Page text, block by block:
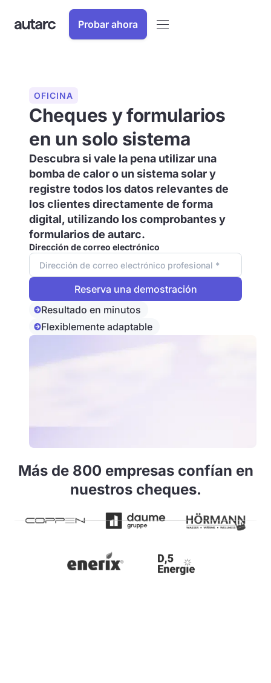
Probar ahora
OFICINA
Cheques y formularios
en un solo sistema
Descubra si vale la pena utilizar una
bomba de calor o un sistema solar y
registre todos los datos relevantes de
los clientes directamente de forma
digital, utilizando los comprobantes y
formularios de autarc.
Dirección de correo electrónico
Resultado en minutos
Flexiblemente adaptable
Más de 800 empresas confían en
nuestros cheques.